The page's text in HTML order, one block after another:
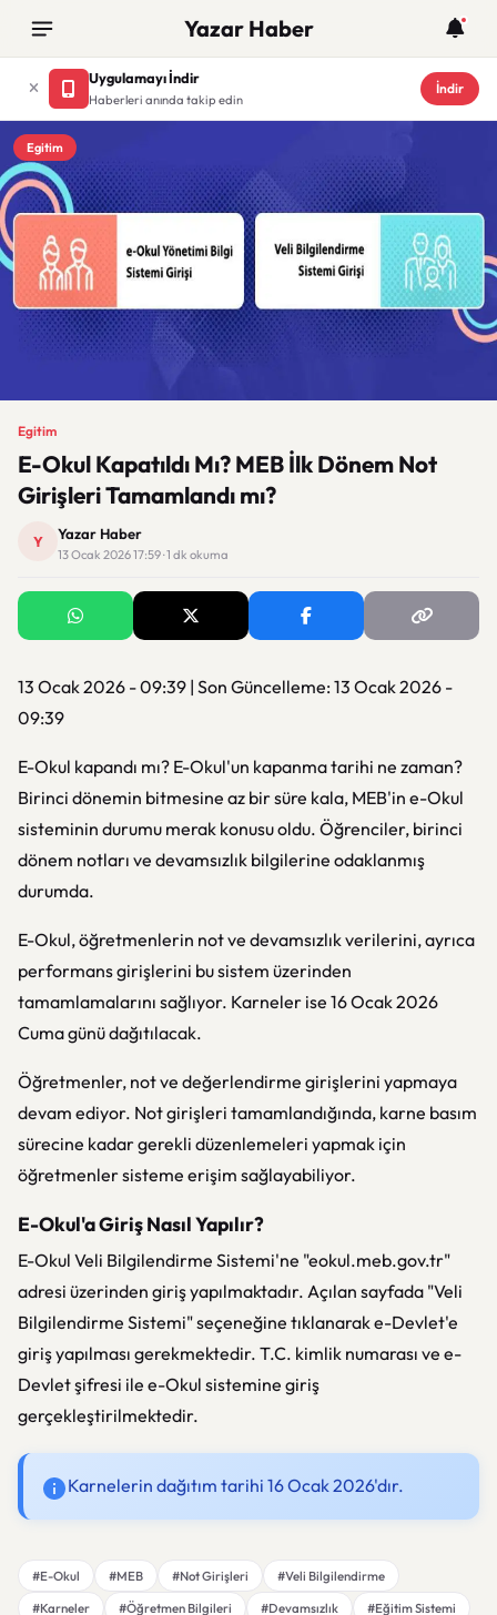
Yazar Haber
Uygulamayı İndir
Haberleri anında takip edin
İndir
Egitim
Egitim
E-Okul Kapatıldı Mı? MEB İlk Dönem Not
Girişleri Tamamlandı mı?
Y Yazar Haber
13 Ocak 2026 17:59 · 1 dk okuma
13 Ocak 2026 - 09:39 | Son Güncelleme: 13 Ocak 2026 -
09:39
E-Okul kapandı mı? E-Okul'un kapanma tarihi ne zaman?
Birinci dönemin bitmesine az bir süre kala, MEB'in e-Okul
sisteminin durumu merak konusu oldu. Öğrenciler, birinci
dönem notları ve devamsızlık bilgilerine odaklanmış
durumda.
E-Okul, öğretmenlerin not ve devamsızlık verilerini, ayrıca
performans girişlerini bu sistem üzerinden
tamamlamalarını sağlıyor. Karneler ise 16 Ocak 2026
Cuma günü dağıtılacak.
Öğretmenler, not ve değerlendirme girişlerini yapmaya
devam ediyor. Not girişleri tamamlandığında, karne basım
sürecine kadar gerekli düzenlemeleri yapmak için
öğretmenler sisteme erişim sağlayabiliyor.
E-Okul'a Giriş Nasıl Yapılır?
E-Okul Veli Bilgilendirme Sistemi'ne "eokul.meb.gov.tr"
adresi üzerinden giriş yapılmaktadır. Açılan sayfada "Veli
Bilgilendirme Sistemi" seçeneğine tıklanarak e-Devlet'e
giriş yapılması gerekmektedir. T.C. kimlik numarası ve e-
Devlet şifresi ile e-Okul sistemine giriş
gerçekleştirilmektedir.
Karnelerin dağıtım tarihi 16 Ocak 2026'dır.
#E-Okul #MEB #Not Girişleri
#Veli Bilgilendirme
#Karneler
#Öğretmen Bilgileri #Devamsızlık #Eğitim Sistemi